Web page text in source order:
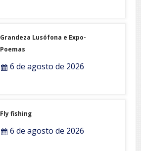
Grandeza Lusófona e Expo-
Poemas
6 de agosto de 2026
Fly fishing
6 de agosto de 2026